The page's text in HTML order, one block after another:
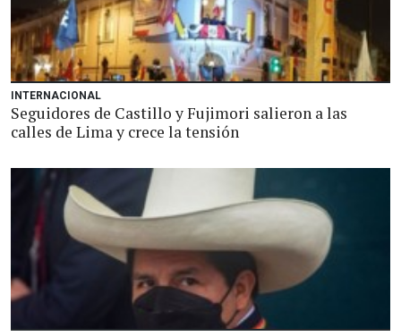
INTERNACIONAL
Seguidores de Castillo y Fujimori salieron a las
calles de Lima y crece la tensión